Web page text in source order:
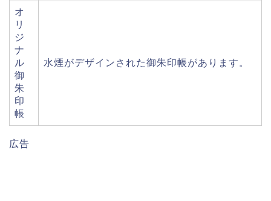
オ
リ
ジ
ナ
ル
御
朱
印
帳
水煙がデザインされた御朱印帳があります。
広告